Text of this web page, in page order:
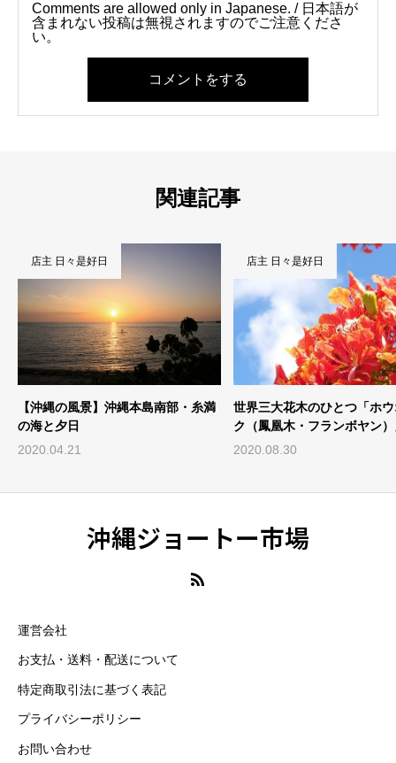
Comments are allowed only in Japanese. / 日本語が
含まれない投稿は無視されますのでご注意くださ
い。
コメントをする
関連記事
沖縄本島南部・糸満
世界三大花木のひとつ「ホウオウボ
ク（鳳凰木・フランボヤン）」@沖
紀州
州東
沖縄ジョートー市場
運営会社
お支払・送料・配送について
特定商取引法に基づく表記
プライバシーポリシー
お問い合わせ